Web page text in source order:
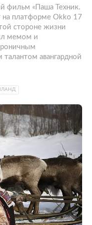
фильм «Паша Техник.
на платформе Okko 17
стороне жизни
мемом и
авангардной